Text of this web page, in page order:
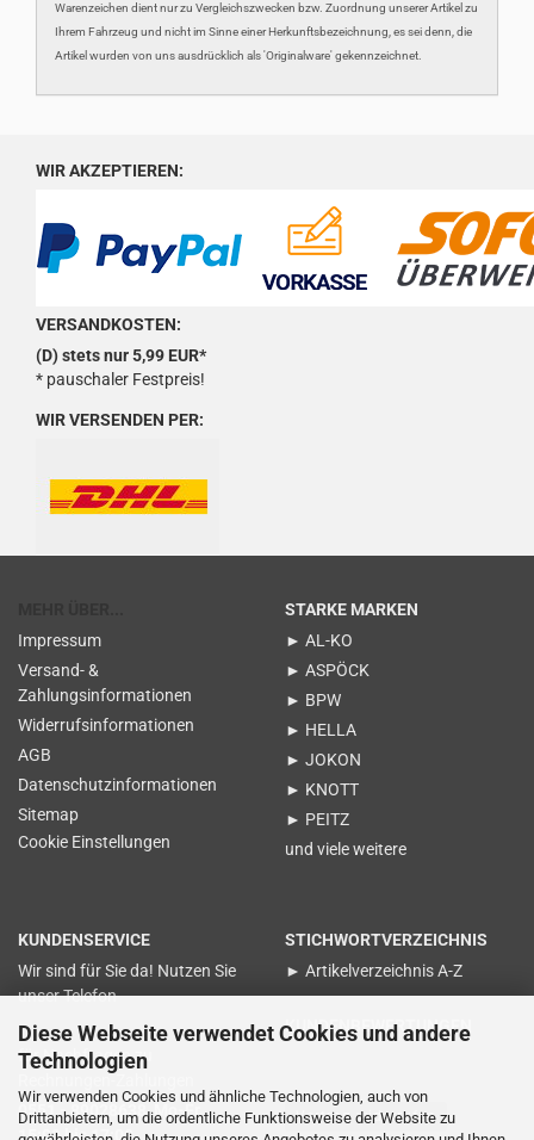
Diese Webseite verwendet Cookies und andere
Technologien
Wir verwenden Cookies und ähnliche Technologien, auch von
Drittanbietern, um die ordentliche Funktionsweise der Website zu
Warenzeichen dient nur zu Vergleichszwecken bzw. Zuordnung unserer Artikel zu
Ihrem Fahrzeug und nicht im Sinne einer Herkunftsbezeichnung, es sei denn, die
Artikel wurden von uns ausdrücklich als 'Originalware' gekennzeichnet.
WIR AKZEPTIEREN:
VERSANDKOSTEN:
(D) stets nur 5,99 EUR*
* pauschaler Festpreis!
WIR VERSENDEN PER:
Impressum
Versand- &
Zahlungsinformationen
Widerrufsinformationen
AGB
Datenschutzinformationen
Sitemap
Cookie Einstellungen
STARKE MARKEN
► AL-KO
► ASPÖCK
► BPW
► HELLA
► JOKON
► KNOTT
► PEITZ
und viele weitere
KUNDENSERVICE
Wir sind für Sie da! Nutzen Sie
unser Telefon
für Nachfragen zu
0551 - 89028638 Mo-Fr.
15:00 bis 17:00
STICHWORTVERZEICHNIS
► Artikelverzeichnis A-Z
KUNDENBEWERTUNGEN
Vertrag widerrufen